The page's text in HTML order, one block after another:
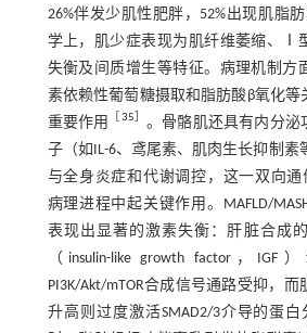
26%伴发少肌性肥胖，52%出现肌脂
学上，肌少症表现为肌纤维萎缩、Ⅰ
失衡及间质增生等特征。病理机制方
素依赖性葡萄糖摄取和脂肪酸β氧化等
重要作用
［35］ 。骨骼肌还具有内分泌
子（如IL-6、鸢尾素、肌肉生长抑制素
与全身炎症和代谢调控，这一双向通
病理进程中起关键作用。MAFLD/
表现出显著的激素失衡：肝脏合成
（insulin-like growth factor，
PI3K/Akt/mTOR合成信号通路受抑，
升高则过度激活SMAD2/3介导的蛋白